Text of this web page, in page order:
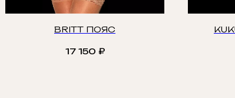
BRITT ПОЯС
17 150 ₽